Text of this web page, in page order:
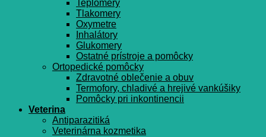
Teplomery
Tlakomery
Oxymetre
Inhalátory
Glukomery
Ostatné prístroje a pomôcky
Ortopedické pomôcky
Zdravotné oblečenie a obuv
Termofory, chladivé a hrejivé vankúšiky
Pomôcky pri inkontinencii
Veterina
Antiparazitiká
Veterinárna kozmetika